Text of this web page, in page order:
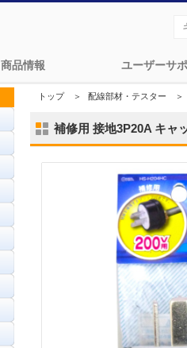
商品情報 ユーザーサ
トップ＞ 配線部材・テスター ＞
補修用 接地3P20A キャ